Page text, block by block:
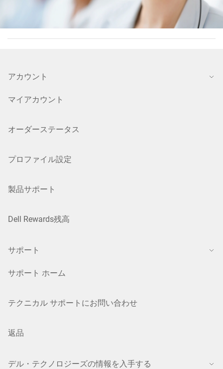
アカウント
マイアカウント
オーダーステータス
プロファイル設定
製品サポート
Dell Rewards残高
サポート
サポート ホーム
テクニカル サポートにお問い合わせ
返品
デル・テクノロジーズの情報を入手する